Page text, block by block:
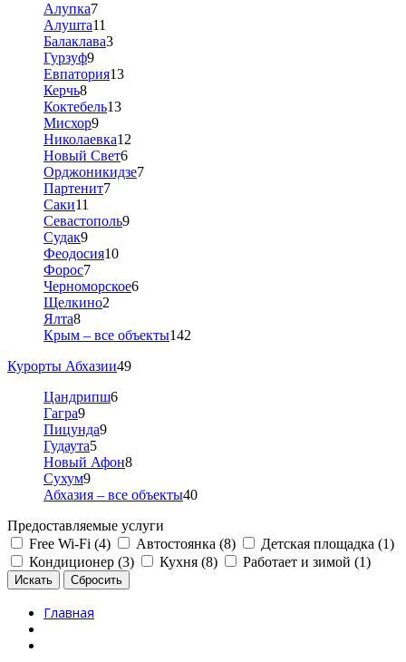
Алупка7
Алушта11
Балаклава3
Гурзуф9
Евпатория13
Керчь8
Коктебель13
Мисхор9
Николаевка12
Новый Свет6
Орджоникидзе7
Партенит7
Саки11
Севастополь9
Судак9
Феодосия10
Форос7
Черноморское6
Щелкино2
Ялта8
Крым – все объекты142
Курорты Абхазии49
Цандрипш6
Гагра9
Пицунда9
Гудаута5
Новый Афон8
Сухум9
Абхазия – все объекты40
Предоставляемые услуги
Free Wi-Fi (4)
Автостоянка (8)
Детская площадка (1)
Кондиционер (3)
Кухня (8) Работает и зимой (1)
Главная